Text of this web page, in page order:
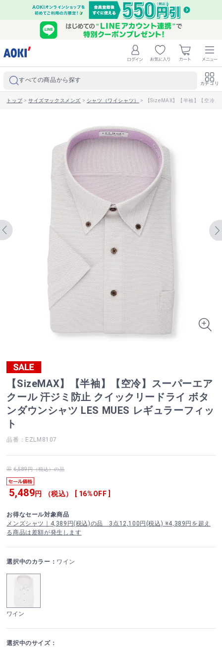
すべての商品から探す カテゴリ
トップ>サイズマックスメンズ > シャツ（ワイシャツ） > 【SizeMAX】【半袖】【空冷
【SizeMAX】【半袖】【空冷】スーパーエア
クール 汗ジミ防止 クイックリードライ ボタ
ンダウンシャツ LES MUES レギュラーフィッ
ト
品番：EZLM8107
6,589円（税込）の品
5,489円 （税込） [ 16%OFF ]
お得なセール対象商品
メンズシャツ｜4,389円(税込)の品 3点12,100円(税込) ※4,389円を超え
る商品は差額が発生します
選択中のカラー： ワイン
ワイン
選択中のサイズ：